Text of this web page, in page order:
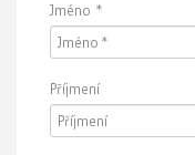
Jméno *
Příjmení